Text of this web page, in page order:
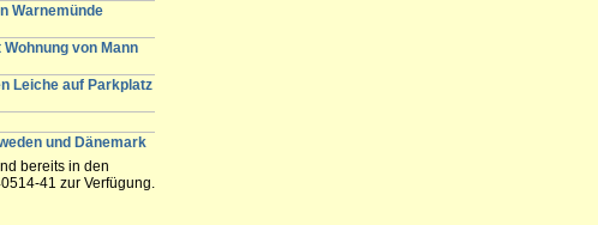
Warnemünde
von Mann
Leiche auf Parkplatz
und Dänemark
bereits in den
41 zur Verfügung.